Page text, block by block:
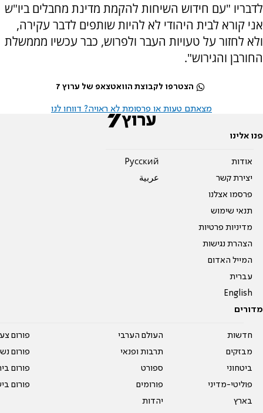
לדבריו "עם חידוש השיחות להקמת מדינת מחבלים ביו"ש
אני קורא לבית היהודי לא להיות שותפים לדבר עקירה,
ולא לחזור על טעויות העבר ולפרוש, כבר עכשיו מממשלת
החורבן והגירוש".
הצטרפו לקבוצת הוואטצאפ של ערוץ 7
מצאתם טעות או פרסומת לא ראויה? דווחו לנו
פנו אלינו
אודות
יצירת קשר
פרסמו אצלנו
תנאי שימוש
מדיניות פרטיות
הצהרת נגישות
המייל האדום
עברית
English
Pусский
عربية
מדורים
חדשות
מבזקים
ביטחוני
פוליטי-מדיני
בארץ
העולם הערבי
תרבות ופנאי
ספורט
פורומים
יהדות
פורום
פורום
פורום
פורום